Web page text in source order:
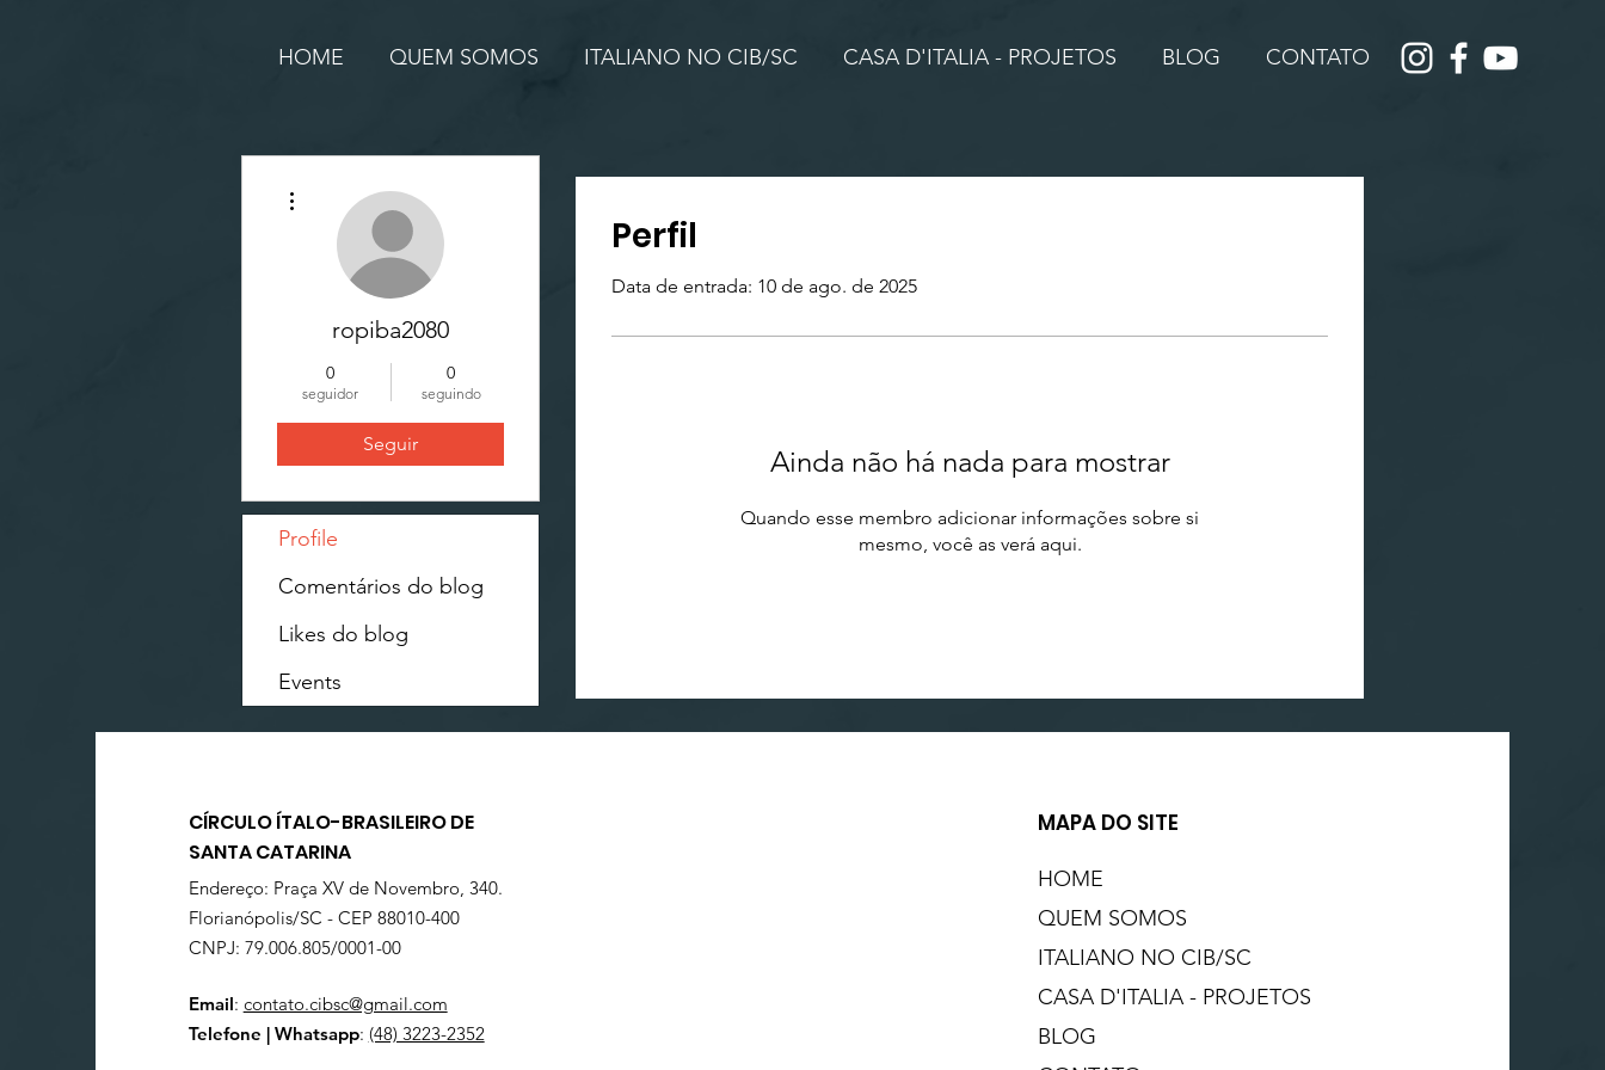
HOME QUEM SOMOS ITALIANO NO CIB/SC CASA D'ITALIA - PROJETOS BLOG CONTATO
Perfil
Data de entrada: 10 de ago. de 2025
Ainda não há nada para mostrar
Quando esse membro adicionar informações sobre si
mesmo, você as verá aqui.
ropiba2080
0
seguidor
0
seguindo
Seguir
Profile
Comentários do blog
Likes do blog
Events
CÍRCULO ÍTALO-BRASILEIRO DE
SANTA CATARINA
Endereço: Praça XV de Novembro, 340.
Florianópolis/SC - CEP 88010-400
CNPJ: 79.006.805/0001-00
Email: contato.cibsc@gmail.com
Telefone | Whatsapp: (48) 3223-2352
MAPA DO SITE
HOME
QUEM SOMOS
ITALIANO NO CIB/SC
CASA D'ITALIA - PROJETOS
BLOG